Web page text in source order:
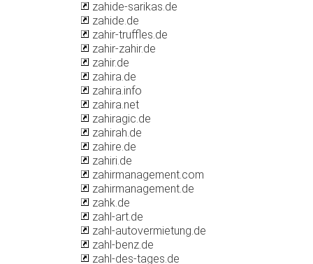
zahide-sarikas.de
zahide.de
zahir-truffles.de
zahir-zahir.de
zahir.de
zahira.de
zahira.info
zahira.net
zahiragic.de
zahirah.de
zahire.de
zahiri.de
zahirmanagement.com
zahirmanagement.de
zahk.de
zahl-art.de
zahl-autovermietung.de
zahl-benz.de
zahl-des-tages.de